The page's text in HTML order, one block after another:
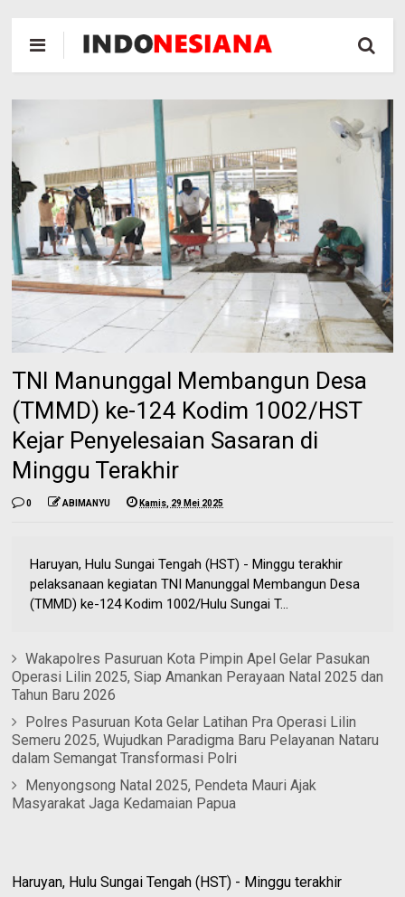
TNI Manunggal Membangun Desa
(TMMD) ke-124 Kodim 1002/HST
Kejar Penyelesaian Sasaran di
Minggu Terakhir
0 ABIMANYU Kamis, 29 Mei 2025
Haruyan, Hulu Sungai Tengah (HST) - Minggu terakhir
pelaksanaan kegiatan TNI Manunggal Membangun Desa
(TMMD) ke-124 Kodim 1002/Hulu Sungai T...
Wakapolres Pasuruan Kota Pimpin Apel Gelar Pasukan
Operasi Lilin 2025, Siap Amankan Perayaan Natal 2025 dan
Tahun Baru 2026
Polres Pasuruan Kota Gelar Latihan Pra Operasi Lilin
Semeru 2025, Wujudkan Paradigma Baru Pelayanan Nataru
dalam Semangat Transformasi Polri
Menyongsong Natal 2025, Pendeta Mauri Ajak
Masyarakat Jaga Kedamaian Papua
Haruyan, Hulu Sungai Tengah (HST) - Minggu terakhir